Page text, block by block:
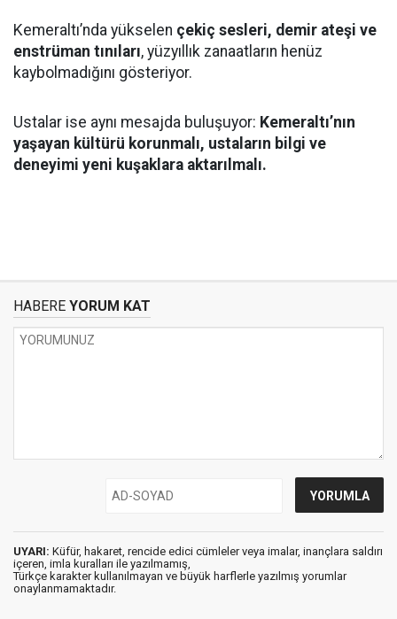
Kemeraltı’nda yükselen çekiç sesleri, demir ateşi ve
enstrüman tınıları, yüzyıllık zanaatların henüz
kaybolmadığını gösteriyor.
Ustalar ise aynı mesajda buluşuyor: Kemeraltı’nın
yaşayan kültürü korunmalı, ustaların bilgi ve
deneyimi yeni kuşaklara aktarılmalı.
HABERE YORUM KAT
UYARI: Küfür, hakaret, rencide edici cümleler veya imalar, inançlara saldırı
içeren, imla kuralları ile yazılmamış,
Türkçe karakter kullanılmayan ve büyük harflerle yazılmış yorumlar
onaylanmamaktadır.